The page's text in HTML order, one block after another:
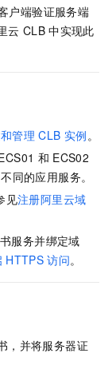
户端验证服务端
云 CLB 中实现此
管理 CLB 实例。
和 ECS02
同的应用服务。
见注册阿里云域
服务并绑定域
HTTPS 访问。
，并将服务器证